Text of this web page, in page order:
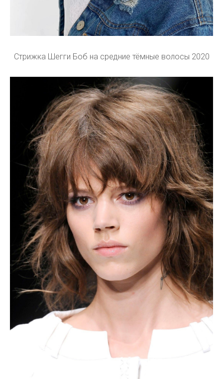
Стрижка Шегги Боб на средние тёмные волосы 2020